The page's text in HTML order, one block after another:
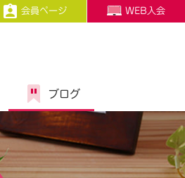
会員ページ WEB入会
ブログ